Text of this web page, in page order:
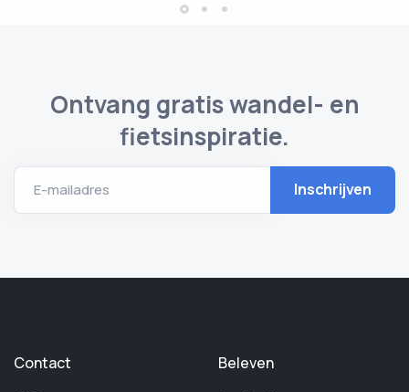
Ontvang gratis wandel- en
fietsinspiratie.
E-mailadres
Contact
Beleven